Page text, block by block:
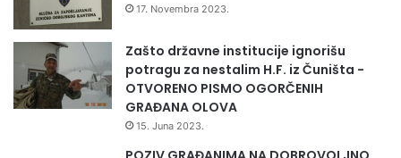
17. Novembra 2023.
Zašto državne institucije ignorišu
potragu za nestalim H.F. iz Čuništa -
OTVORENO PISMO OGORČENIH
GRAĐANA OLOVA
15. Juna 2023.